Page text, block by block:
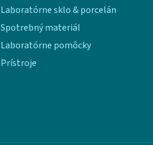
Laboratórne sklo & porcelán
Spotrebný materiál
Laboratórne pomôcky
Prístroje